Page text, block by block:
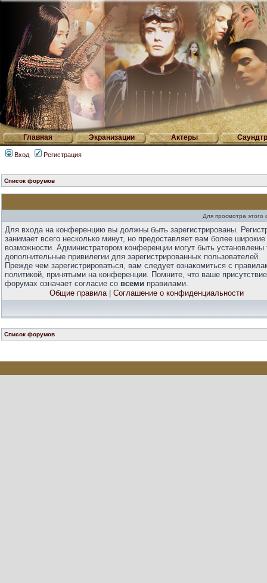
Главная Экранизации Актеры
Вход Регистрация
Список форумов
Для просмотра
Для входа на конференцию вы должны быть зарегистрированы.
занимает всего несколько минут, но предоставляет вам более широкие
возможности. Администратором конференции могут быть установлены
дополнительные привилегии для зарегистрированных пользователей.
Прежде чем зарегистрироваться, вам следует ознакомиться с
политикой, принятыми на конференции. Помните, что ваше
форумах означает согласие со всеми правилами.
Общие правила| Соглашение о конфиденциальности
Список форумов